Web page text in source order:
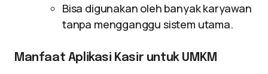
Bisa digunakan oleh banyak karyawan
tanpa mengganggu sistem utama.
Manfaat Aplikasi Kasir untuk UMKM